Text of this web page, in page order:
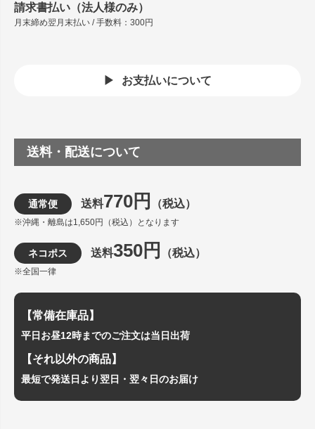
請求書払い（法人様のみ）
月末締め翌月末払い / 手数料：300円
お支払いについて
送料・配送について
通常便 送料770円 （税込）
※沖縄・離島は1,650円（税込）となります
ネコポス 送料350円 （税込）
※全国一律
【常備在庫品】
平日お昼12時までのご注文は当日出荷
【それ以外の商品】
最短で発送日より翌日・翌々日のお届け